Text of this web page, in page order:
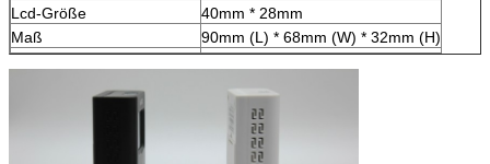
Lcd-Größe
40mm * 28mm
Maß
90mm (L) * 68mm (W) * 32mm (H)